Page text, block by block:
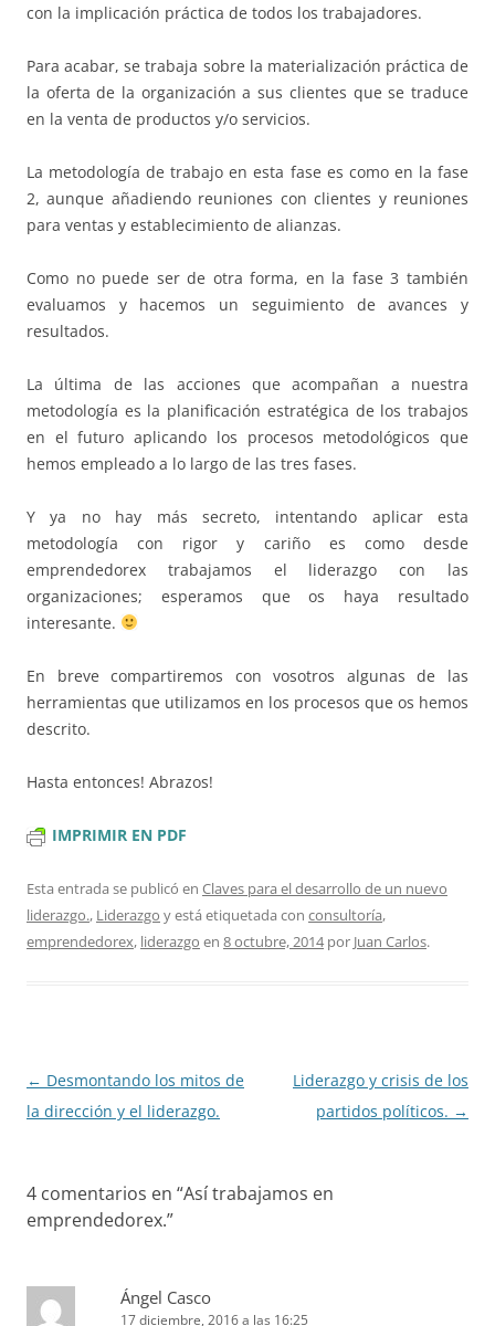
con la implicación práctica de todos los trabajadores.
Para acabar, se trabaja sobre la materialización práctica de
la oferta de la organización a sus clientes que se traduce
en la venta de productos y/o servicios.
La metodología de trabajo en esta fase es como en la fase
2, aunque añadiendo reuniones con clientes y reuniones
para ventas y establecimiento de alianzas.
Como no puede ser de otra forma, en la fase 3 también
evaluamos y hacemos un seguimiento de avances y
resultados.
La última de las acciones que acompañan a nuestra
metodología es la planificación estratégica de los trabajos
en el futuro aplicando los procesos metodológicos que
hemos empleado a lo largo de las tres fases.
Y ya no hay más secreto, intentando aplicar esta
metodología con rigor y cariño es como desde
emprendedorex trabajamos el liderazgo con las
organizaciones; esperamos que os haya resultado
interesante.
En breve compartiremos con vosotros algunas de las
herramientas que utilizamos en los procesos que os hemos
descrito.
Hasta entonces! Abrazos!
IMPRIMIR EN PDF
Esta entrada se publicó en Claves para el desarrollo de un nuevo
liderazgo., Liderazgo y está etiquetada con consultoría,
emprendedorex, liderazgo en 8 octubre, 2014por Juan Carlos.
Navegación
de
← Desmontando los mitos de
la dirección y el liderazgo.
Liderazgo y crisis de los
partidos políticos. →
4 comentarios en “Así trabajamos en
emprendedorex.”
Ángel Casco
17 diciembre, 2016 a las 16:25